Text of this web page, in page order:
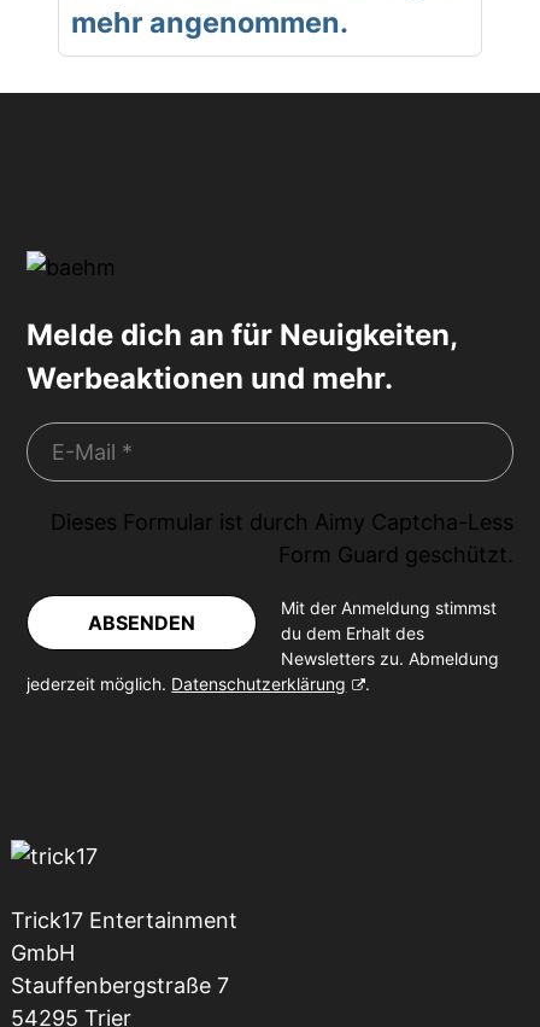
mehr angenommen.
Melde dich an für Neuigkeiten,
Werbeaktionen und mehr.
Dieses Formular ist durch Aimy Captcha-Less
Form Guard geschützt.
ABSENDEN
Mit der Anmeldung stimmst
du dem Erhalt des
Newsletters zu. Abmeldung
jederzeit möglich. Datenschutzerklärung .
Trick17 Entertainment
GmbH
Stauffenbergstraße 7
54295 Trier